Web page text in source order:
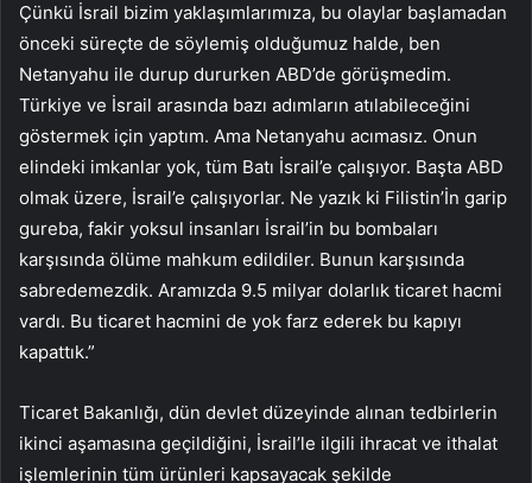
Çünkü İsrail bizim yaklaşımlarımıza, bu olaylar başlamadan
önceki süreçte de söylemiş olduğumuz halde, ben
Netanyahu ile durup dururken ABD’de görüşmedim.
Türkiye ve İsrail arasında bazı adımların atılabileceğini
göstermek için yaptım. Ama Netanyahu acımasız. Onun
elindeki imkanlar yok, tüm Batı İsrail’e çalışıyor. Başta ABD
olmak üzere, İsrail’e çalışıyorlar. Ne yazık ki Filistin’İn garip
gureba, fakir yoksul insanları İsrail’in bu bombaları
karşısında ölüme mahkum edildiler. Bunun karşısında
sabredemezdik. Aramızda 9.5 milyar dolarlık ticaret hacmi
vardı. Bu ticaret hacmini de yok farz ederek bu kapıyı
kapattık.”
Ticaret Bakanlığı, dün devlet düzeyinde alınan tedbirlerin
ikinci aşamasına geçildiğini, İsrail’le ilgili ihracat ve ithalat
işlemlerinin tüm ürünleri kapsayacak şekilde